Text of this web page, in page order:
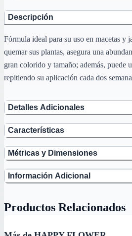
Descripción
Fórmula ideal para su uso en macetas y
quemar sus plantas, asegura una
gran colorido y tamaño; además, puede
repitiendo su aplicación cada dos
Detalles Adicionales
Características
Métricas y Dimensiones
Información Adicional
Productos Relacionados